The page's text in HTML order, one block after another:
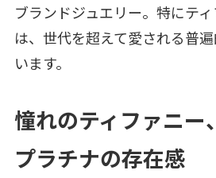
ブランドジュエリー。特にテ
は、世代を超えて愛される普
います。
憧れのティファニー
プラチナの存在感